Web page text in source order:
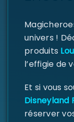
MOT DE PASSE
univers !
produits
l’effigie de
Et si vous
Disneyland
réserver